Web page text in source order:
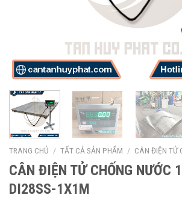
TRANG CHỦ / TẤT CẢ SẢN PHẨM / CÂN ĐIỆN TỬ
CÂN ĐIỆN TỬ CHỐNG NƯỚC
DI28SS-1X1M